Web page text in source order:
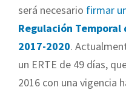
será necesario firmar
Regulación
2017-2020.
un ERTE de 49 días,
2016 con una vigencia